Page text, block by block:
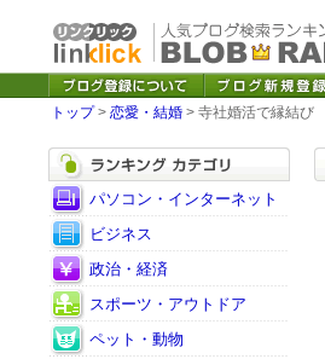
トップ> 恋愛・結婚 > 寺社婚活で縁結び
パソコン・インターネット
ビジネス
政治・経済
スポーツ・アウトドア
ペット・動物